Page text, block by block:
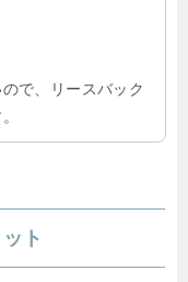
で、リースバック
ト